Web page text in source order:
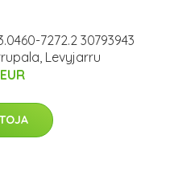
7272.2 30793943
Levyjarru